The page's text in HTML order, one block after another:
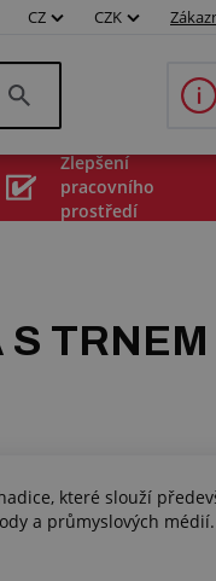
CZ CZK
Zlepšení
pracovního
prostředí
které slouží
a průmyslových médií.